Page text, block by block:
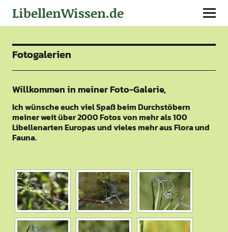
LibellenWissen.de
Fotogalerien
Willkommen in meiner Foto-Galerie,
Ich wünsche euch viel Spaß beim Durchstöbern
meiner weit über 2000 Fotos von mehr als 100
Libellenarten Europas und vieles mehr aus Flora und
Fauna.